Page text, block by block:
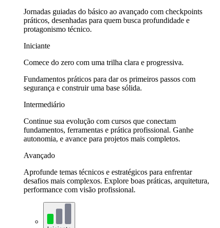
Jornadas guiadas do básico ao avançado com checkpoints
práticos, desenhadas para quem busca profundidade e
protagonismo técnico.
Iniciante
Comece do zero com uma trilha clara e progressiva.
Fundamentos práticos para dar os primeiros passos com
segurança e construir uma base sólida.
Intermediário
Continue sua evolução com cursos que conectam
fundamentos, ferramentas e prática profissional. Ganhe
autonomia, e avance para projetos mais completos.
Avançado
Aprofunde temas técnicos e estratégicos para enfrentar
desafios mais complexos. Explore boas práticas, arquitetura,
performance com visão profissional.